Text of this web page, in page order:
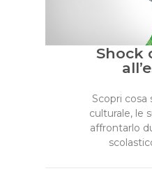
Shock
Scopri cosa
culturale, le
affrontarlo